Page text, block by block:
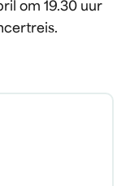
om 19.30 uur